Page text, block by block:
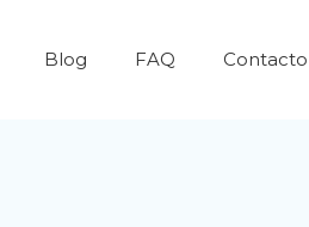
Blog FAQ Contacto